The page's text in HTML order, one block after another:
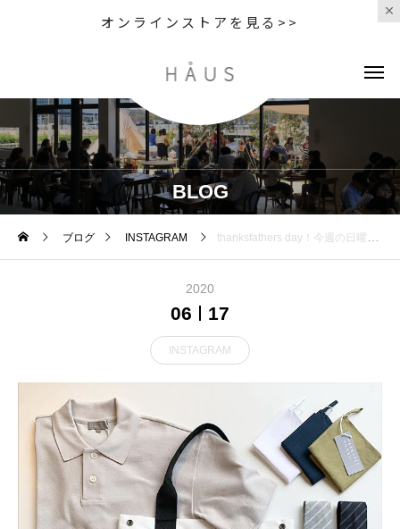
オンラインストアを見る>>
BLOG
ブログ INSTAGRAM thanksfathers day！今週の日曜日は父の日。
2020
06 17
INSTAGRAM